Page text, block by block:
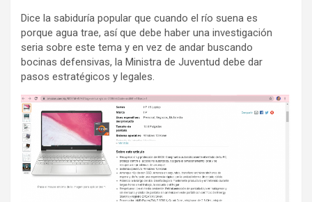
Dice la sabiduría popular que cuando el río suena es
porque agua trae, así que debe haber una investigación
seria sobre este tema y en vez de andar buscando
bocinas defensivas, la Ministra de Juventud debe dar
pasos estratégicos y legales.